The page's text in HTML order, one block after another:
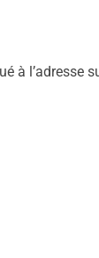
à l’adresse